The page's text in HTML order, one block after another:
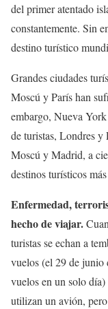
del primer atentado
constantemente. Sin
destino turístico
Grandes ciudades
Moscú y París han
embargo, Nueva
de turistas, Londres y
Moscú y Madrid, a
destinos turísticos
Enfermedad,
hecho de viajar.
turistas se echan a
vuelos (el 29 de junio
vuelos en un solo
utilizan un avión,